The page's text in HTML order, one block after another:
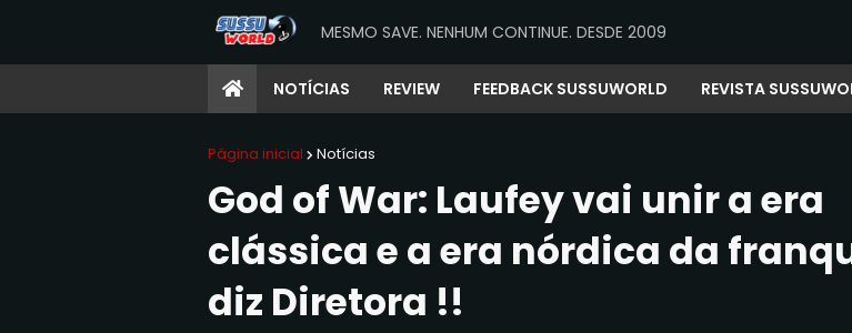
MESMO SAVE. NENHUM CONTINUE. DESDE 2009
NOTÍCIAS REVIEW FEEDBACK SUSSUWORLD REVISTA
Página inicial Notícias
God of War: Laufey vai unir a era
clássica e a era nórdica da
diz Diretora !!